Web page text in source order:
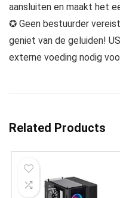
aansluiten en maakt het
✪ Geen bestuurder
geniet van de geluiden!
externe voeding nodig
Related Products